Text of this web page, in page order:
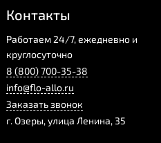
Контакты
Работаем 24/7, ежедневно и
круглосуточно
8 (800) 700-35-38
info@flo-allo.ru
Заказать звонок
г.Озеры,улица Ленина, 35